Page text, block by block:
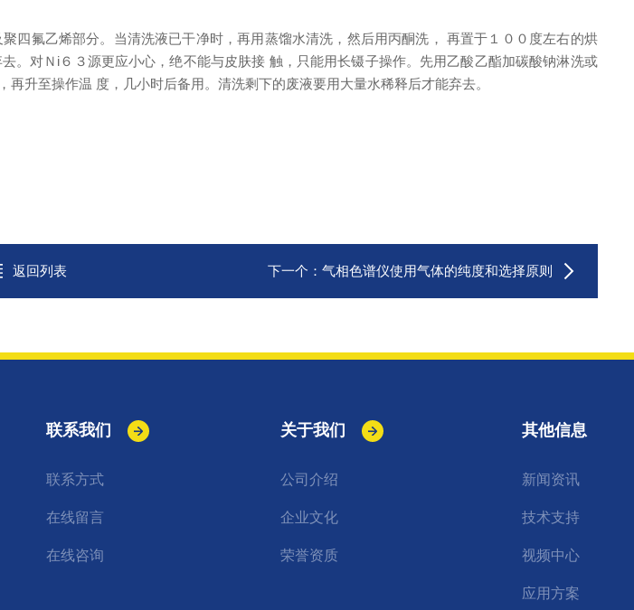
四氟乙烯部分。当清洗液已干净时，再用蒸馏水清洗，然后用丙酮洗， 再置于１００度左右的烘
对Ｎi６３源更应小心，绝不能与皮肤接 触，只能用长镊子操作。先用乙酸乙酯加碳酸钠淋洗或
升至操作温 度，几小时后备用。清洗剩下的废液要用大量水稀释后才能弃去。
返回列表 下一个： 气相色谱仪使用气体的纯度和选择原则
联系我们
联系方式
在线留言
在线咨询
关于我们
公司介绍
企业文化
荣誉资质
其他信息
新闻资讯
技术支持
视频中心
应用方案